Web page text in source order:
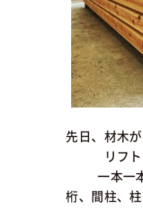
先日、材木
リフ
一本一
桁、間柱、